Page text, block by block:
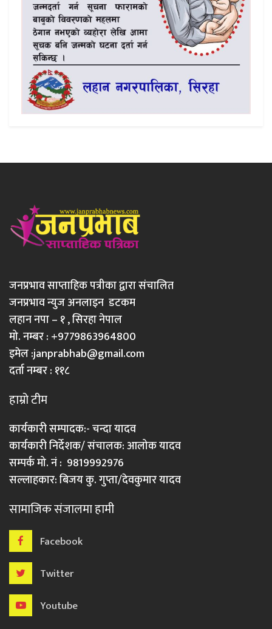
जनप्रभाव साप्ताहिक पत्रीका द्वारा संचालित
जनप्रभाव न्युज अनलाइन डटकम
लहान नपा – १ , सिरहा नेपाल
मो. नम्बर : +9779863964800
इमेल :janprabhab@gmail.com
दर्ता नम्बर : ११८
हाम्रो टीम
कार्यकारी सम्पादक:- चन्दा यादव
कार्यकारी निर्देशक/ संचालक: आलोक यादव
सम्पर्क मो. नं : 9819992976
सल्लाहकार: बिजय कु. गुप्ता/देवकुमार यादव
सामाजिक संजालमा हामी
Facebook
Twitter
Youtube